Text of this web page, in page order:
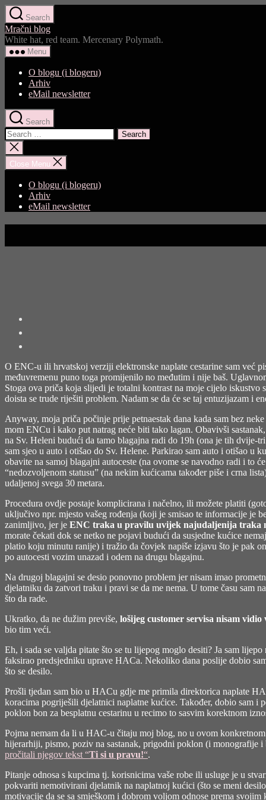
Skip
to
the
content
Search
Mračni blog
White hat, red team. Mercenary Polymath.
Menu
O blogu (i blogeru)
Arhiv
eMail newsletter
Search
Search
for:
Close
search
Close Menu
O blogu (i blogeru)
Arhiv
eMail newsletter
O ENC-u ili hrvatskoj verziji elektronske naplate cestarine sam već
međuvremenu puno toga promijenilo no međutim i nije baš.
Stoga ova priča koja slijedi je totalni kontrast na moje cijelo
doista se trude riješiti problem. Nadam se da će se taj entuzijazam i
Anyway, moja priča počinje prije petnaestak dana kada sam bez
mom ENCu i kako put natrag neće biti tako lagan. Obavivši
na Sv. Heleni budući da tamo blagajna radi do 19h (ona je tih dvije-
sam sjeo u auto i otišao do Sv. Helene. Parkirao sam auto i otišao u
obavite na samoj blagajni autoceste (na ovome se navodno radi i to
“nedozvoljenom statusu” (na nekim kućicama također piše i crna
udaljenoj svega 30 metara.
Procedura ovdje postaje komplicirana i načelno, ili možete platiti
uključivo npr. mjesto vašeg rođenja (koji je smisao te informacije je
zanimljivo, jer je ENC traka u pravilu uvijek najudaljenija traka
morate čekati dok se netko ne pojavi budući da susjedne kućice
platio koju minutu ranije) i tražio da čovjek napiše izjavu što je pak
po autocesti vozim unazad i odem na drugu blagajnu.
Na drugoj blagajni se desio ponovno problem jer nisam imao
djelatniku da zatvori traku i pravi se da me nema. U tome času sam
što da rade.
Ukratko, da ne dužim previše, lošijeg customer servisa nisam vidio
bio tim veći.
Eh, i sada se valjda pitate što se tu lijepog moglo desiti? Ja sam
faksirao predsjedniku uprave HACa. Nekoliko dana poslije dobio
što se desilo.
Prošli tjedan sam bio u HACu gdje me primila direktorica naplate
koracima pogriješili djelatnici naplatne kućice. Također, dobio sam
poklon bon za besplatnu cestarinu u recimo to sasvim korektnom
Pojma nemam da li u HAC-u čitaju moj blog, no u ovom
hijerarhiji, pismo, poziv na sastanak, prigodni poklon (i monografije
pročitali njegov tekst “Ti si u pravu!“.
Pitanje odnosa s kupcima tj. korisnicima vaše robe ili usluge je u
pokvariti nemotivirani djelatnik na naplatnoj kućici (što se meni
motivacije da se sa smješkom i dobrom voljom odnose prema